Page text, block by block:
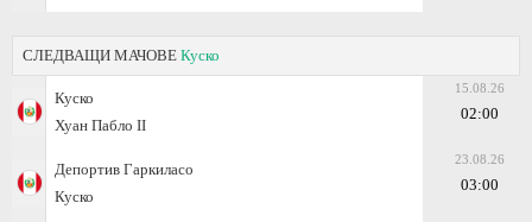
СЛЕДВАЩИ МАЧОВЕ Куско
Куско
Хуан Пабло II
15.08.26
02:00
Депортив Гаркиласо
Куско
23.08.26
03:00